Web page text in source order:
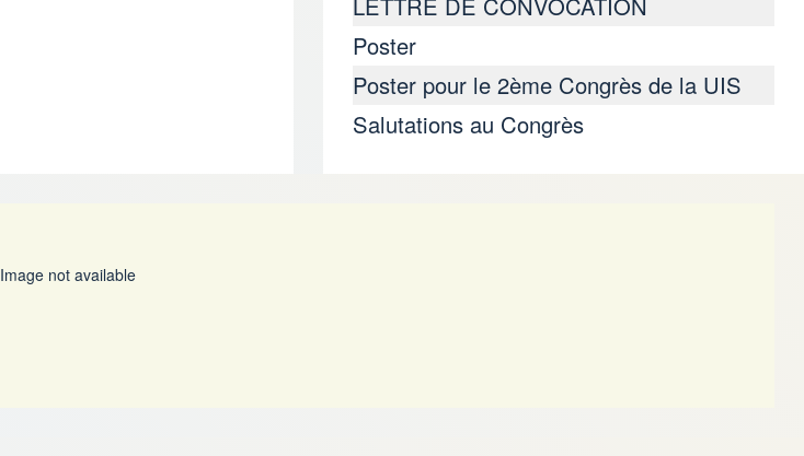
Poster
Poster pour le 2ème Congrès de la UIS
Salutations au Congrès
Image not available